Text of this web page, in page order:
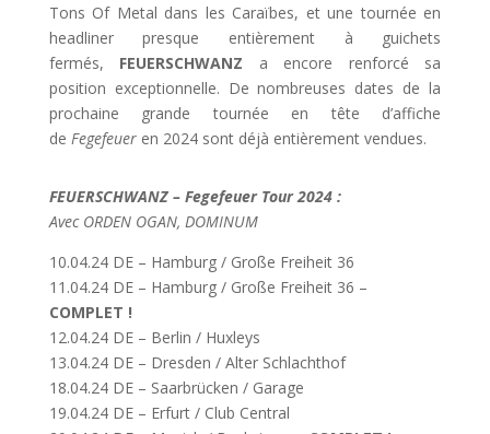
Tons Of Metal dans les Caraïbes, et une tournée en
headliner presque entièrement à guichets
fermés, FEUERSCHWANZ a encore renforcé sa
position exceptionnelle. De nombreuses dates de la
prochaine grande tournée en tête d’affiche
de Fegefeueren 2024 sont déjà entièrement vendues.
FEUERSCHWANZ – Fegefeuer Tour 2024 :
Avec ORDEN OGAN, DOMINUM
10.04.24 DE – Hamburg / Große Freiheit 36
11.04.24 DE – Hamburg / Große Freiheit 36 –
COMPLET !
12.04.24 DE – Berlin / Huxleys
13.04.24 DE – Dresden / Alter Schlachthof
18.04.24 DE – Saarbrücken / Garage
19.04.24 DE – Erfurt / Club Central